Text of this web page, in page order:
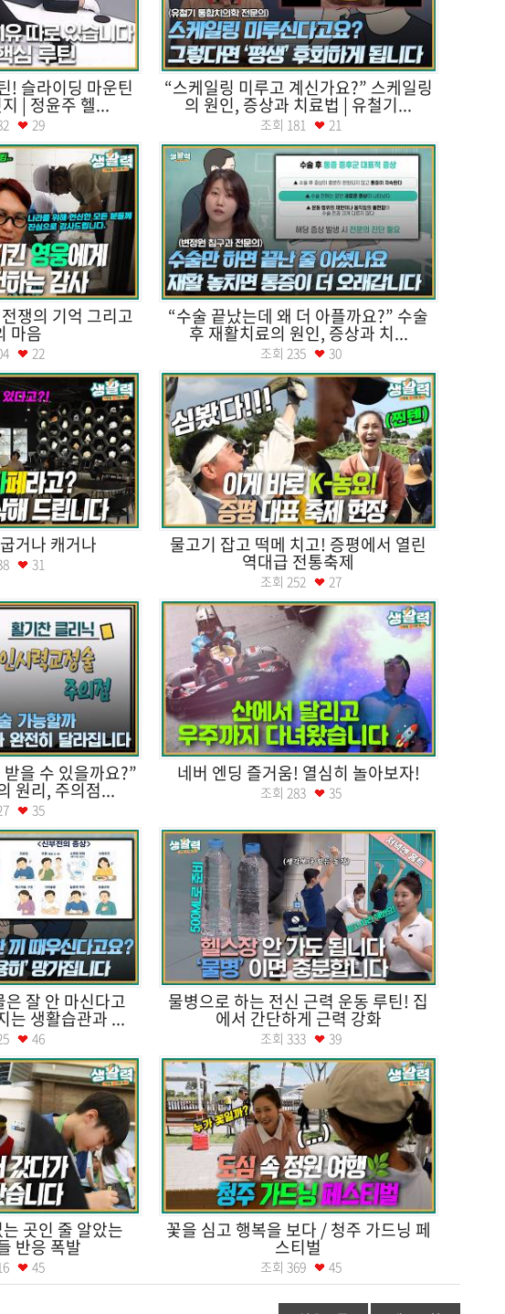
! 슬라이딩 마운틴
| 정윤주 헬...
29
“스케일링 미루고 계신가요?” 스케일링
의 원인, 증상과 치료법 | 유철기...
조회 181 21
쟁의 기억 그리고
마음
22
“수술 끝났는데 왜 더 아플까요?” 수술
후 재활치료의 원인, 증상과 치...
조회 235 30
거나 캐거나
31
물고기 잡고 떡메 치고! 증평에서 열린
역대급 전통축제
조회 252 27
을 수 있을까요?”
원리, 주의점...
35
네버 엔딩 즐거움! 열심히 놀아보자!
조회 283 35
잘 안 마신다고
는 생활습관과 ...
46
물병으로 하는 전신 근력 운동 루틴! 집
에서 간단하게 근력 강화
조회 333 39
곳인 줄 알았는
반응 폭발
45
꽃을 심고 행복을 보다 / 청주 가드닝 페
스티벌
조회 369 45